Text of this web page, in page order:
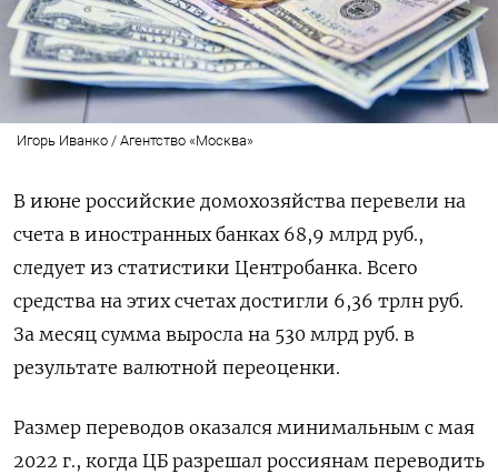
Игорь Иванко / Агентство «Москва»
В июне российские домохозяйства перевели на
счета в иностранных банках 68,9 млрд руб.,
следует из статистики Центробанка. Всего
средства на этих счетах достигли 6,36 трлн руб.
За месяц сумма выросла на 530 млрд руб. в
результате валютной переоценки.
Размер переводов оказался минимальным с мая
2022 г., когда ЦБ разрешал россиянам переводить